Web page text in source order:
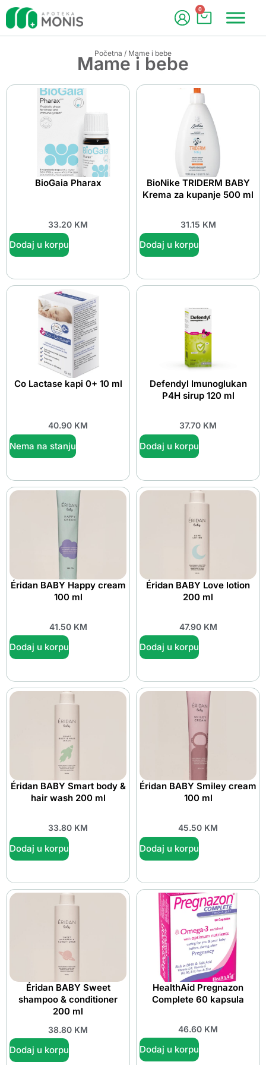
0
Početna / Mame i bebe
Mame i bebe
BioGaia Pharax
33.20 KM
Dodaj u korpu
BioNike TRIDERM BABY
Krema za kupanje 500 ml
31.15 KM
Dodaj u korpu
Co Lactase kapi 0+ 10 ml
40.90 KM
Nema na stanju
Defendyl Imunoglukan
P4H sirup 120 ml
37.70 KM
Dodaj u korpu
Éridan BABY Happy cream
100 ml
41.50 KM
Dodaj u korpu
Éridan BABY Love lotion
200 ml
47.90 KM
Dodaj u korpu
Éridan BABY Smart body &
hair wash 200 ml
33.80 KM
Dodaj u korpu
Éridan BABY Smiley cream
100 ml
45.50 KM
Dodaj u korpu
Éridan BABY Sweet
shampoo & conditioner
200 ml
38.80 KM
Dodaj u korpu
HealthAid Pregnazon
Complete 60 kapsula
46.60 KM
Dodaj u korpu